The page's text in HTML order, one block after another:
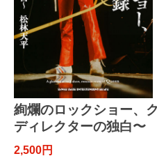
絢爛のロックショー、
ディレクターの独白〜
2,500円